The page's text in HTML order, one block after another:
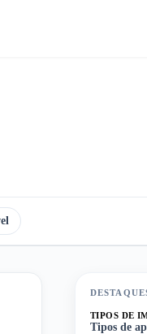
TIPOS DE
Tipos de